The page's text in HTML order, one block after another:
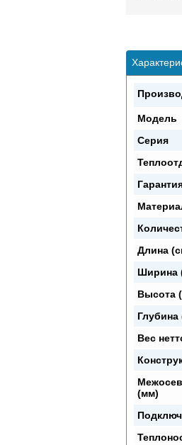
Модель
Серия
Длина
Ширина
Высота
Глубина
Вес
(мм)